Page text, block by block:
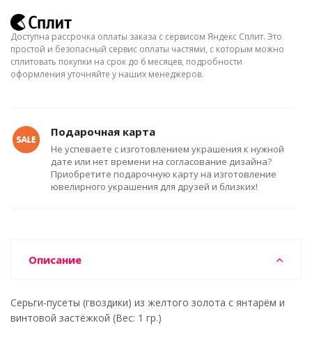
Доступна рассрочка оплаты заказа с сервисом Яндекс Сплит. Это
простой и безопасный сервис оплаты частями, с которым можно
сплитовать покупки на срок до 6 месяцев, подробности
оформления уточняйте у наших менеджеров.
Подарочная карта
Не успеваете с изготовлением украшения к нужной
дате или нет времени на согласование дизайна?
Приобретите подарочную карту на изготовление
ювелирного украшения для друзей и близких!
Описание
Серьги-пусеты (гвоздики) из желтого золота с янтарём и
винтовой застёжкой (Вес: 1 гр.)